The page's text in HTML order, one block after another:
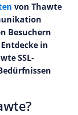
von Thawte
Besuchern
in
SSL-